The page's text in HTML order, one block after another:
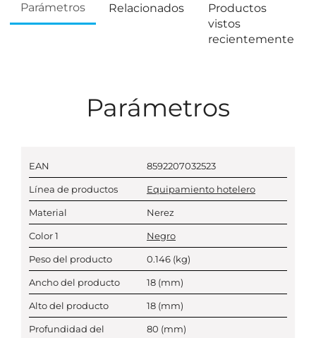
Parámetros Relacionados
Productos
vistos
recientemente
Parámetros
EAN 8592207032523
Línea de productos Equipamiento hotelero
Material Nerez
Color 1 Negro
Peso del producto 0.146 (kg)
Ancho del producto 18 (mm)
Alto del producto 18 (mm)
Profundidad del
80 (mm)